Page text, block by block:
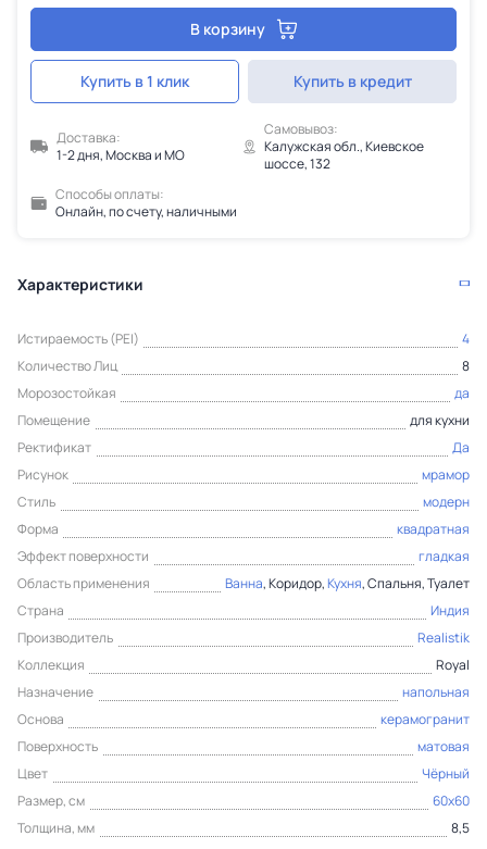
В корзину
Купить в 1 клик Купить в кредит
Доставка:
1-2 дня, Москва и МО
Самовывоз:
Калужская обл., Киевское
шоссе, 132
Способы оплаты:
Онлайн, по счету, наличными
Характеристики
Истираемость (PEI)
4
Количество Лиц
8
Морозостойкая
да
Помещение
для кухни
Ректификат
Да
Рисунок
мрамор
Стиль
модерн
Форма
квадратная
Эффект поверхности
гладкая
Область применения
Ванна, Коридор,Кухня, Спальня, Туалет
Страна
Индия
Производитель
Realistik
Коллекция
Royal
Назначение
напольная
Основа
керамогранит
Поверхность
матовая
Цвет
Чёрный
Размер, см
60x60
Толщина, мм
8,5